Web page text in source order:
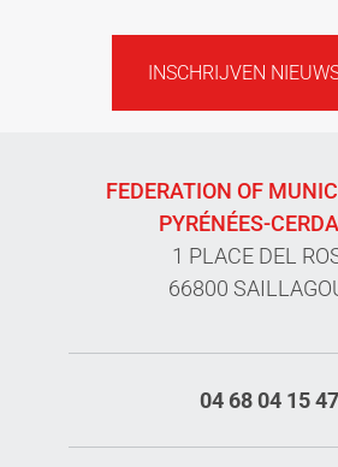
INSCHRIJVEN
FEDERATION OF
PYRÉNÉES-
1 PLACE DEL
66800
04 68 04 15 47